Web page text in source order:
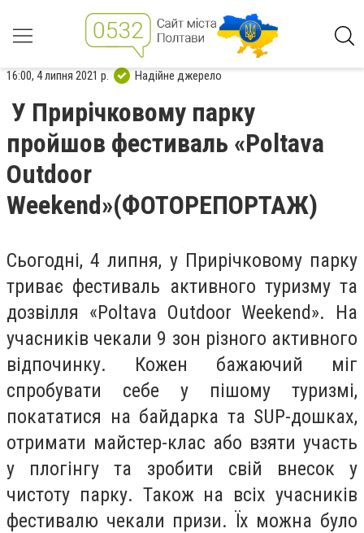
16:00, 4 липня 2021 р. Надійне джерело
У Прирічковому парку
пройшов фестиваль «Poltava
Outdoor
Weekend»(ФОТОРЕПОРТАЖ)
Сьогодні, 4 липня, у Прирічковому парку
триває фестиваль активного туризму та
дозвілля «Poltava Outdoor Weekend». На
учасників чекали 9 зон різного активного
відпочинку. Кожен бажаючий міг
спробувати себе у пішому туризмі,
покататися на байдарка та SUP-дошках,
отримати майстер-клас або взяти участь
у плогінгу та зробити свій внесок у
чистоту парку. Також на всіх учасників
фестивалю чекали призи. Їх можна було